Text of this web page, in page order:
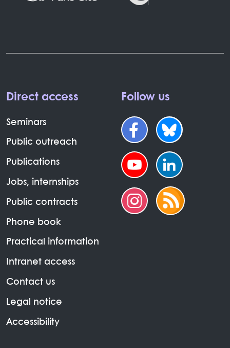
Direct access
Seminars
Public outreach
Publications
Jobs, internships
Public contracts
Phone book
Practical information
Intranet access
Contact us
Legal notice
Accessibility
Follow us